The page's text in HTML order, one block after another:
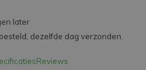
later
dezelfde dag verzonden.
Reviews